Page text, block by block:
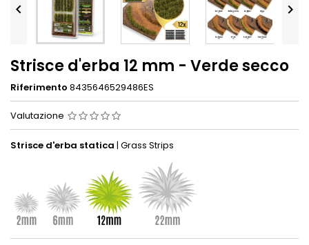
 
Strisce d'erba 12 mm - Verde secco
Riferimento 8435646529486ES
Valutazione
Strisce d'erba statica | Grass Strips